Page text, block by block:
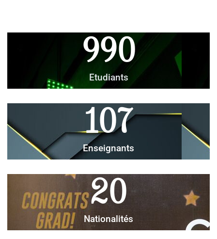
Etudiants
990
Enseignants
107
Nationalités
20